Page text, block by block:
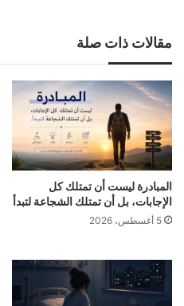
مقالات ذات صلة
المبادرة ليست أن تمتلك كل
الإجابات، بل أن تمتلك الشجاعة لتبدأ
5 أغسطس، 2026